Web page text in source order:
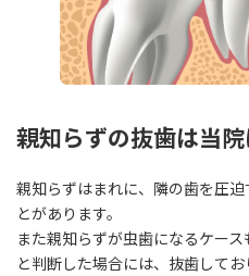
親知らずの抜歯は当
親知らずはまれに、隣の歯を圧
とがあります。
また親知らずが虫歯になるケー
と判断した場合には、抜歯して